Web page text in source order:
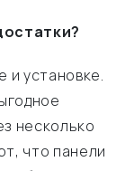
и установке.
несколько
что панели